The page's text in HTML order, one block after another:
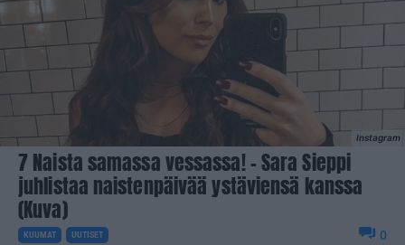
Instagram
7 Naista samassa vessassa! – Sara Sieppi
juhlistaa naistenpäivää ystäviensä kanssa
(Kuva)
KUUMAT UUTISET 0